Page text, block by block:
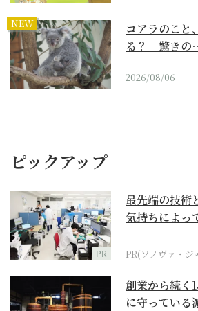
NEW
コアラのこと
る？ 驚きの
2026/08/06
ピックアップ
PR
最先端の技術
気持ちによっ
PR(ソノヴァ・
創業から続く
に守っている